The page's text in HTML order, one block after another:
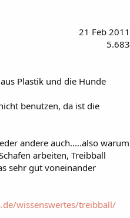
21 Feb 2011
5.683
Plastik und die Hunde
benutzen, da ist die
andere auch.....also warum
arbeiten, Treibball
sehr gut voneinander
wissenswertes/treibball/